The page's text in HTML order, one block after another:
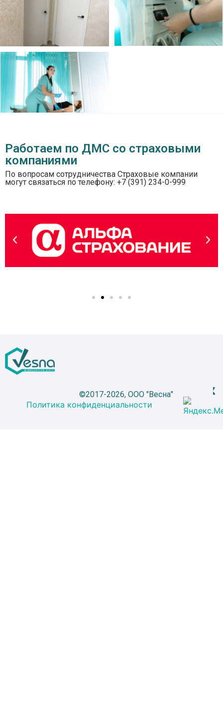
Работаем по ДМС со страховыми
компаниями
По вопросам сотрудничества Страховые компании
могут связаться по телефону: +7 (391) 234-0-999
©2017-2026, ООО "Весна"
Политика конфиденциальности